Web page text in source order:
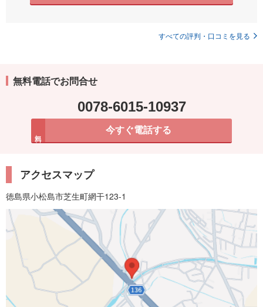
すべての評判・口コミを見る
無料電話でお問合せ
0078-6015-10937
今すぐ電話する
アクセスマップ
徳島県小松島市芝生町網干123-1